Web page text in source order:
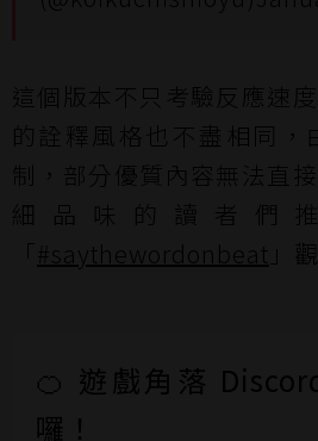
這個版本不只考驗反應速
的詮釋風格也不盡相同，
制，部分優質內容無法直
細品味的讀者們
#saythewordonbeat 」
🍊 遊戲角落
囉！